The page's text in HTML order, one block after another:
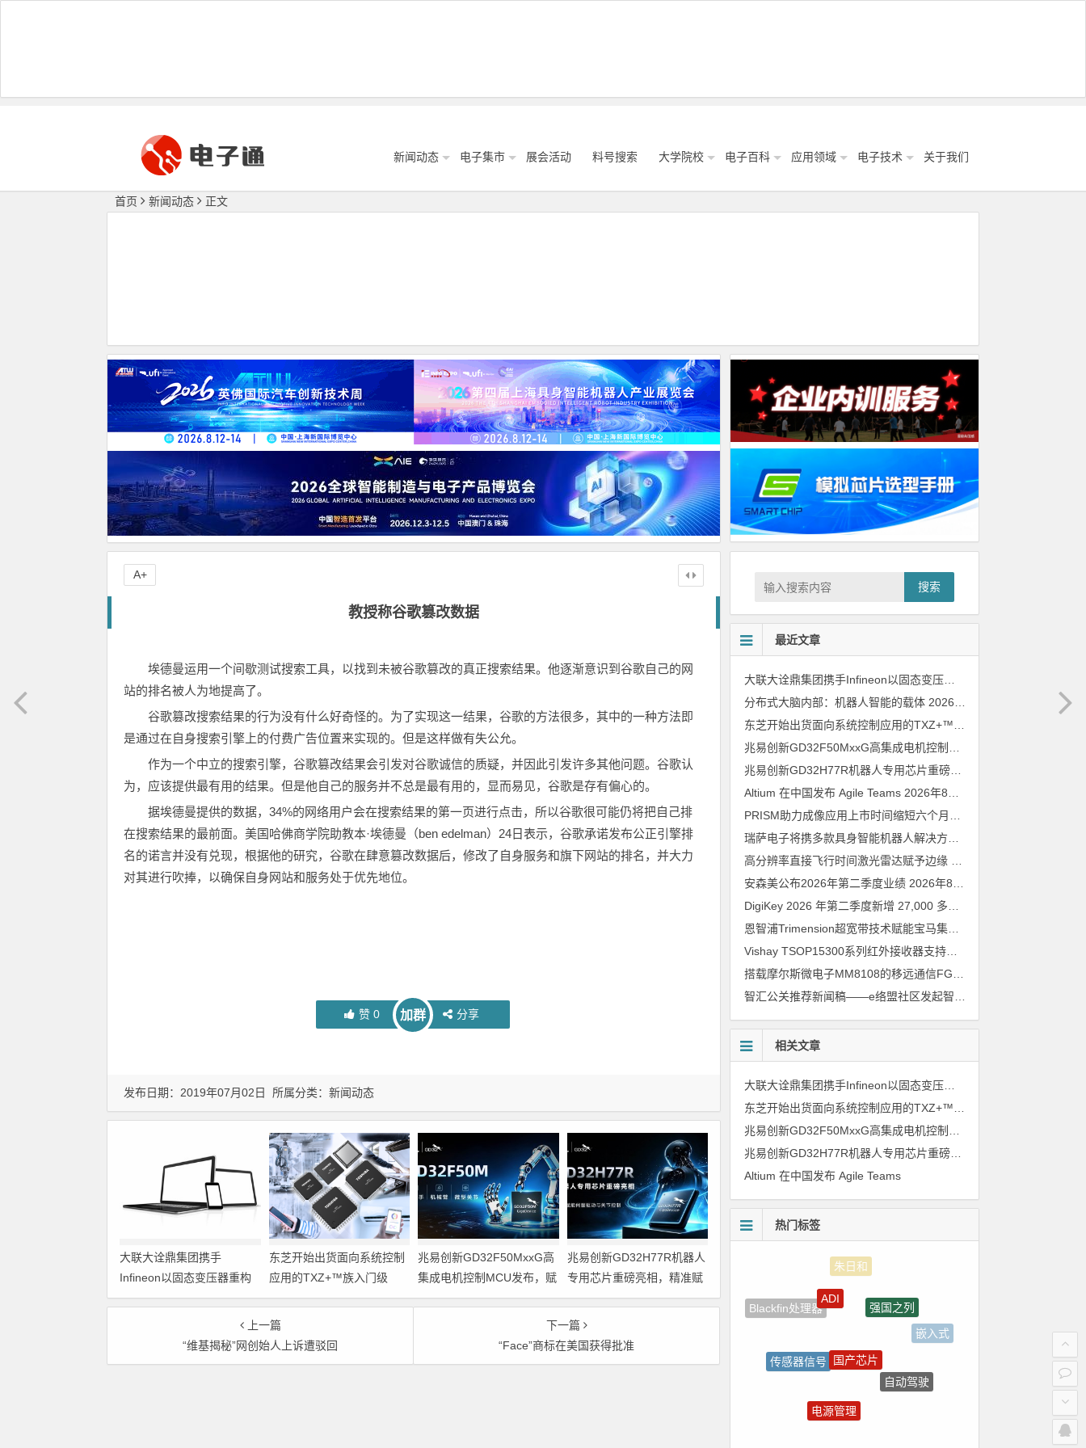
新闻动态 电子集市 展会活动 料号搜索 大学院校 电子百科 应用领域 电子技术 关于我们
首页 新闻动态 正文
教授称谷歌篡改数据
埃德曼运用一个间歇测试搜索工具，以找到未被谷歌篡改的真正搜索结果。他逐渐意识到谷歌自己的网
站的排名被人为地提高了。
谷歌篡改搜索结果的行为没有什么好奇怪的。为了实现这一结果，谷歌的方法很多，其中的一种方法即
是通过在自身搜索引擎上的付费广告位置来实现的。但是这样做有失公允。
作为一个中立的搜索引擎，谷歌篡改结果会引发对谷歌诚信的质疑，并因此引发许多其他问题。谷歌认
为，应该提供最有用的结果。但是他自己的服务并不总是最有用的，显而易见，谷歌是存有偏心的。
据埃德曼提供的数据，34%的网络用户会在搜索结果的第一页进行点击，所以谷歌很可能仍将把自己排
在搜索结果的最前面。美国哈佛商学院助教本·埃德曼（ben edelman）24日表示，谷歌承诺发布公正引擎排
名的诺言并没有兑现，根据他的研究，谷歌在肆意篡改数据后，修改了自身服务和旗下网站的排名，并大力
对其进行吹捧，以确保自身网站和服务处于优先地位。
赞0 加群 分享
A+
发布日期：2019年07月02日 所属分类： 新闻动态
大联大诠鼎集团携手
Infineon以固态变压器重构
配电效率新标杆
东芝开始出货面向系统控制
应用的TXZ+™族入门级
M4V组（搭载Arm
Cortex‑M4内核的标准微控
制器）工程样品
兆易创新GD32F50MxxG高
集成电机控制MCU发布，赋
能人形机器人关节驱动革新
兆易创新GD32H77R机器人
专用芯片重磅亮相，精准赋
能伺服驱动与关节控制
上一篇
“维基揭秘”网创始人上诉遭驳回
下一篇
“Face”商标在美国获得批准
搜索
最近文章
大联大诠鼎集团携手Infineon以固态变压器重构配电效率新标杆
分布式大脑内部：机器人智能的载体 2026年8月6日
兆易创新GD32H77R机器人专用芯片重磅亮相，精准赋能伺服驱动与关节控制
Altium 在中国发布 Agile Teams 2026年8月6日
安森美公布2026年第二季度业绩 2026年8月6日
恩智浦Trimension超宽带技术赋能宝马集团Digital Key Plus及生命体存在检测功能
Vishay TSOP15300系列红外接收器支持所有主流遥控代码
相关文章
大联大诠鼎集团携手Infineon以固态变压器重构配电效率新标杆
兆易创新GD32H77R机器人专用芯片重磅亮相，精准赋能伺服驱动与关节控制
Altium 在中国发布 Agile Teams
热门标签
Blackfin处理器
嵌入式
自动驾驶
树莓派-Raspberry Pi
电源管理